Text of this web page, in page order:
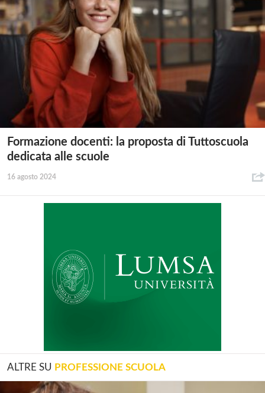
Formazione docenti: la proposta di Tuttoscuola
dedicata alle scuole
16 agosto 2024
ALTRE SU PROFESSIONE SCUOLA